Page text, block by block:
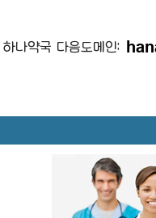
하나약국 다음도메인: